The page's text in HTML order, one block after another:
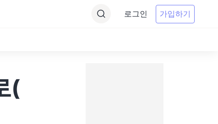
로그인 가입하기
(